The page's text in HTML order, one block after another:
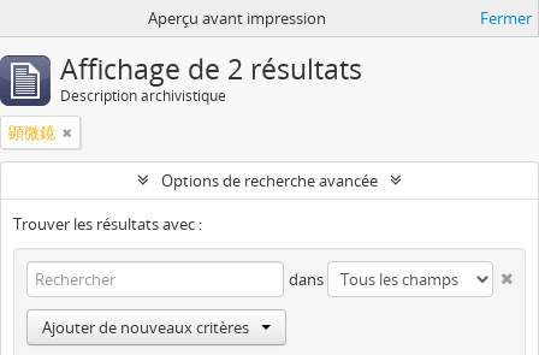
Aperçu avant impression Fermer
Affichage de 2 résultats
Description archivistique
顕微鏡
Options de recherche avancée
Trouver les résultats avec :
dans
Ajouter de nouveaux critères